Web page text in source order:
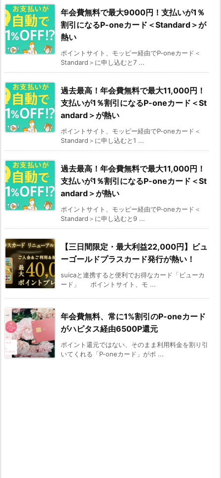
年会費無料で最大9000円！支払いが1％
割引になるP-oneカード＜Standard＞が
熱い
ポイントサイト、モッピー経由でP-oneカード＜
Standard＞に申し込むと7 ...
過去最高！年会費無料で最大11,000円！
支払いが1％割引になるP-oneカード＜St
andard＞が熱い
ポイントサイト、モッピー経由でP-oneカード＜
Standard＞に申し込むと1 ...
過去最高！年会費無料で最大11,000円！
支払いが1％割引になるP-oneカード＜St
andard＞が熱い
ポイントサイト、モッピー経由でP-oneカード＜
Standard＞に申し込むと9 ...
【三日間限定・最大利益22,000円】ビュ
ーゴールドプラスカード発行が熱い！
suicaと連携すると便利でお得なカード「ビューカ
ード」 ポイントサイト、モ ...
年会費無料、常に1%割引のP-oneカード
がハピタス経由6500P還元
ポイント還元ではない、そのまま利用料金を割り引
いてくれる「P-oneカード」がポ ...